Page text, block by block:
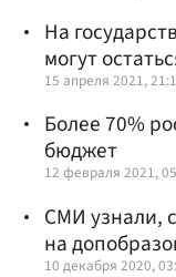
На
могут
15 апреля 2021,
Более 70%
бюджет
12 февраля 2021,
СМИ узнали,
на
10 декабря 2020,